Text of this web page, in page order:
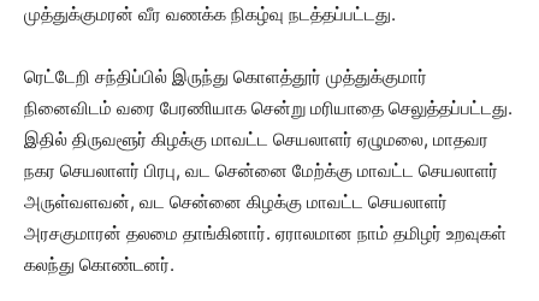
முத்துக்குமரன் வீர வணக்க நிகழ்வு நடத்தப்பட்டது.
ரெட்டேறி சந்திப்பில் இருந்து கொளத்தூர் முத்துக்குமார்
நினைவிடம் வரை பேரணியாக சென்று மரியாதை செலுத்தப்பட்டது.
இதில் திருவளூர் கிழக்கு மாவட்ட செயலாளர் ஏழுமலை, மாதவர
நகர செயலாளர் பிரபு, வட சென்னை மேற்க்கு மாவட்ட செயலாளர்
அருள்வளவன், வட சென்னை கிழக்கு மாவட்ட செயலாளர்
அரசகுமாரன் தலமை தாங்கினார். ஏராலமான நாம் தமிழர் உறவுகள்
கலந்து கொண்டனர்.